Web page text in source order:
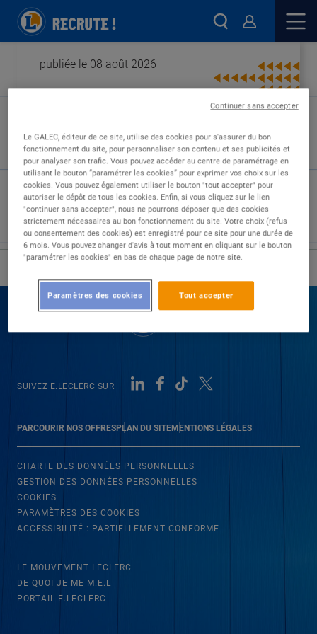
publiée le 08 août 2026
Type de contrat :
Expérience :
Études :
PARCOURIR NOS OFFRESPLAN DU SITEMENTIONS LÉGALES
SUIVEZ E.LECLERC SUR
CHARTE DES DONNÉES PERSONNELLES
GESTION DES DONNÉES PERSONNELLES
COOKIES
PARAMÈTRES DES COOKIES
ACCESSIBILITÉ : PARTIELLEMENT CONFORME
LE MOUVEMENT LECLERC
DE QUOI JE ME M.E.L
PORTAIL E.LECLERC
Le GALEC, éditeur de ce site, utilise des cookies pour s'assurer du bon
fonctionnement du site, pour personnaliser son contenu et ses publicités et
pour analyser son trafic. Vous pouvez accéder au centre de paramétrage en
utilisant le bouton “paramétrer les cookies” pour exprimer vos choix sur les
cookies. Vous pouvez également utiliser le bouton "tout accepter" pour
autoriser le dépôt de tous les cookies. Enfin, si vous cliquez sur le lien
"continuer sans accepter", nous ne pourrons déposer que des cookies
strictement nécessaires au bon fonctionnement du site. Votre choix (refus
ou consentement des cookies) est enregistré pour ce site pour une durée de
6 mois. Vous pouvez changer d'avis à tout moment en cliquant sur le bouton
"paramétrer les cookies" en bas de chaque page de notre site.
Tout accepter
Paramètres des cookies
Continuer sans accepter